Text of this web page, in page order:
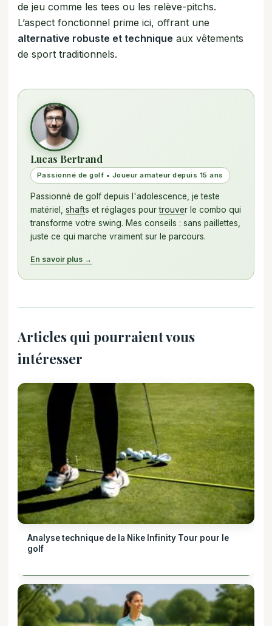
de jeu comme les tees ou les relève-pitchs.
L’aspect fonctionnel prime ici, offrant une
alternative robuste et technique aux vêtements
de sport traditionnels.
Lucas Bertrand
Passionné de golf • Joueur amateur depuis 15 ans
Passionné de golf depuis l'adolescence, je teste
matériel, shafts et réglages pourtrouver le combo qui
transforme votre swing. Mes conseils : sans paillettes,
juste ce qui marche vraiment sur le parcours.
En savoir plus →
Articles qui pourraient vous
intéresser
Analyse technique de la Nike Infinity Tour pour le
golf